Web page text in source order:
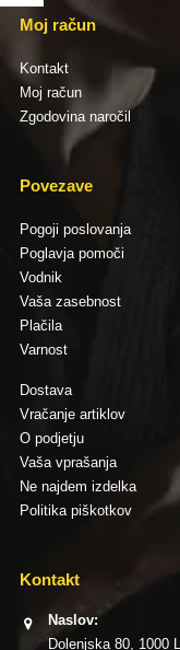
Moj račun
Kontakt
Moj račun
Zgodovina naročil
Povezave
Pogoji poslovanja
Poglavja pomoči
Vodnik
Vaša zasebnost
Plačila
Varnost
Dostava
Vračanje artiklov
O podjetju
Vaša vprašanja
Ne najdem izdelka
Politika piškotkov
Kontakt
Naslov:
Dolenjska 80, 1000